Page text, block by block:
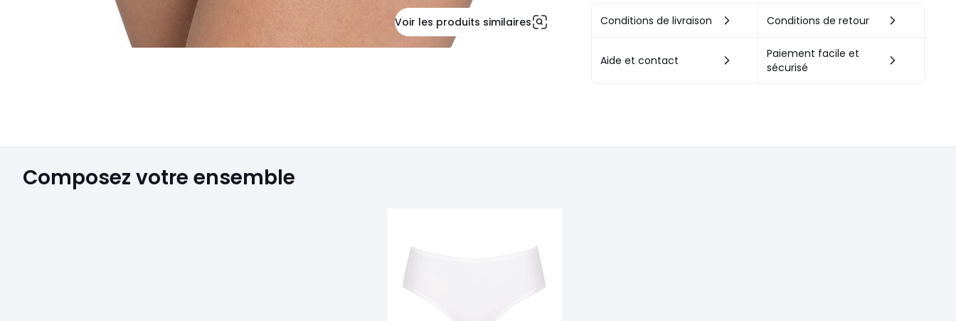
Voir les produits similaires Conditions de livraison Conditions de retour
Aide et contact
Paiement facile et
sécurisé
Composez votre ensemble